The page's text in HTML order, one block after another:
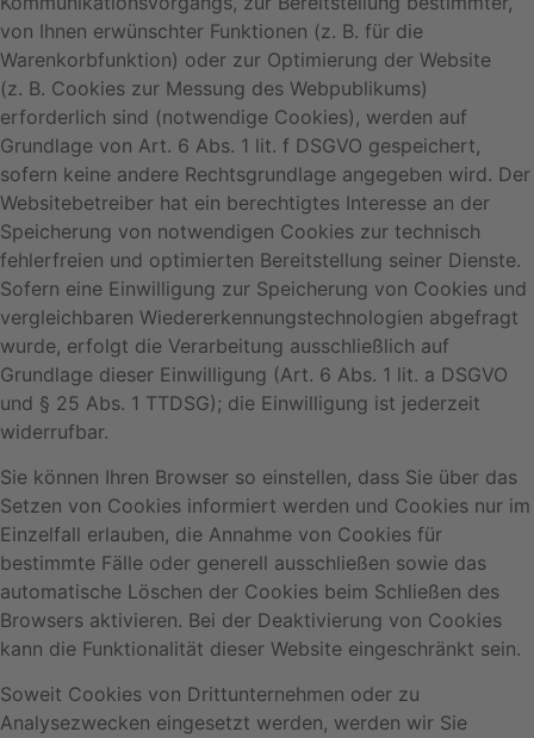
von Ihnen erwünschter Funktionen (z. B. für die
Warenkorbfunktion) oder zur Optimierung der Website
(z. B. Cookies zur Messung des Webpublikums)
erforderlich sind (notwendige Cookies), werden auf
Grundlage von Art. 6 Abs. 1 lit. f DSGVO gespeichert,
sofern keine andere Rechtsgrundlage angegeben wird. Der
Websitebetreiber hat ein berechtigtes Interesse an der
Speicherung von notwendigen Cookies zur technisch
fehlerfreien und optimierten Bereitstellung seiner Dienste.
Sofern eine Einwilligung zur Speicherung von Cookies und
vergleichbaren Wiedererkennungstechnologien abgefragt
wurde, erfolgt die Verarbeitung ausschließlich auf
Grundlage dieser Einwilligung (Art. 6 Abs. 1 lit. a DSGVO
und § 25 Abs. 1 TTDSG); die Einwilligung ist jederzeit
widerrufbar.
Sie können Ihren Browser so einstellen, dass Sie über das
Setzen von Cookies informiert werden und Cookies nur im
Einzelfall erlauben, die Annahme von Cookies für
bestimmte Fälle oder generell ausschließen sowie das
automatische Löschen der Cookies beim Schließen des
Browsers aktivieren. Bei der Deaktivierung von Cookies
kann die Funktionalität dieser Website eingeschränkt sein.
Soweit Cookies von Drittunternehmen oder zu
Analysezwecken eingesetzt werden, werden wir Sie